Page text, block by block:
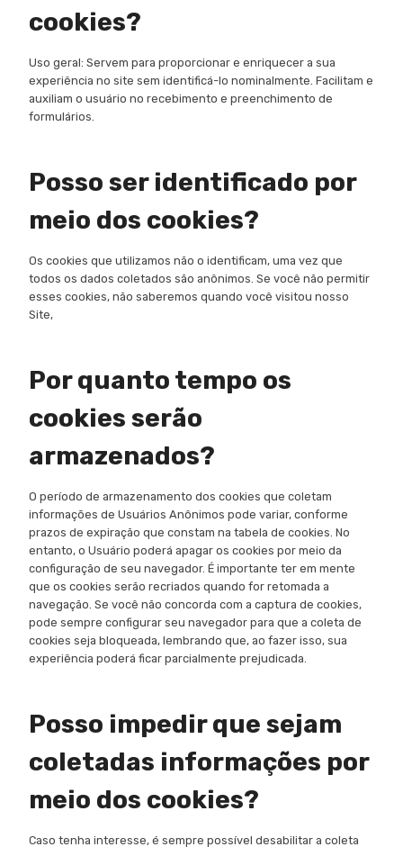
cookies?
Uso geral: Servem para proporcionar e enriquecer a sua
experiência no site sem identificá-lo nominalmente. Facilitam e
auxiliam o usuário no recebimento e preenchimento de
formulários.
Posso ser identificado por
meio dos cookies?
Os cookies que utilizamos não o identificam, uma vez que
todos os dados coletados são anônimos. Se você não permitir
esses cookies, não saberemos quando você visitou nosso
Site,
Por quanto tempo os
cookies serão
armazenados?
O período de armazenamento dos cookies que coletam
informações de Usuários Anônimos pode variar, conforme
prazos de expiração que constam na tabela de cookies. No
entanto, o Usuário poderá apagar os cookies por meio da
configuração de seu navegador. É importante ter em mente
que os cookies serão recriados quando for retomada a
navegação. Se você não concorda com a captura de cookies,
pode sempre configurar seu navegador para que a coleta de
cookies seja bloqueada, lembrando que, ao fazer isso, sua
experiência poderá ficar parcialmente prejudicada.
Posso impedir que sejam
coletadas informações por
meio dos cookies?
Caso tenha interesse, é sempre possível desabilitar a coleta